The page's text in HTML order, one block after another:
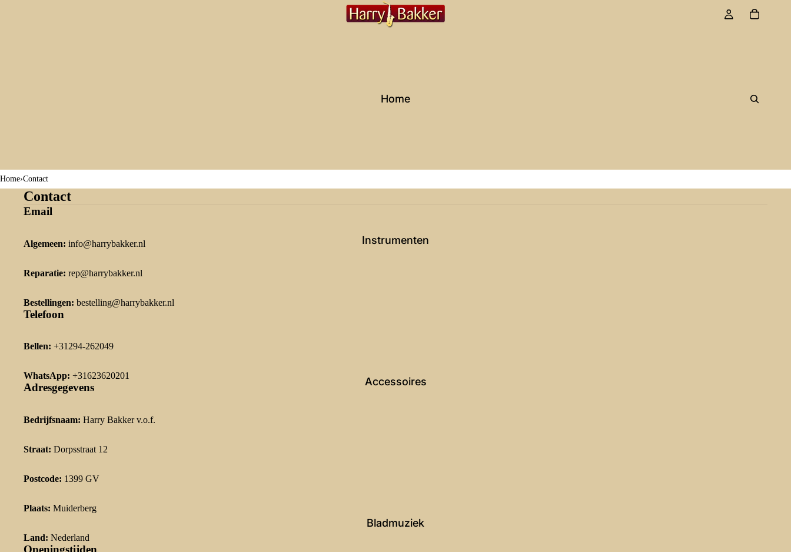
Home
Instrumenten
Accessoires
Bladmuziek
Home›Contact
Contact
Email
Algemeen: info@harrybakker.nl
Reparatie: rep@harrybakker.nl
Bestellingen: bestelling@harrybakker.nl
Telefoon
Bellen: +31294-262049
WhatsApp: +31623620201
Adresgegevens
Bedrijfsnaam: Harry Bakker v.o.f.
Straat: Dorpsstraat 12
Postcode: 1399 GV
Plaats: Muiderberg
Land: Nederland
Openingstijden